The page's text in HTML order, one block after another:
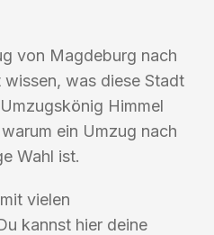
von Magdeburg nach
was diese Stadt
Himmel
ein Umzug nach
Wahl ist.
vielen
kannst hier deine